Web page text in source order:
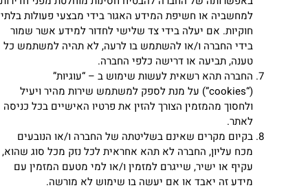
למחשביה או חשיפת המידע האגור בידי מבצעי פעולות בלתי
חוקיות. אם יעלה בידי צד שלישי לחדור למידע אשר שמור
בידי החברה ו/או להשתמש בו לרעה, לא תהיה למשתמש כל
טענה, תביעה או דרישה כלפי החברה.
החברה תהא רשאית לעשות שימוש ב – “עוגיות”
(“cookies”) על מנת לספק למשתמש שירות מהיר ויעיל
ולחסוך מהמזמין הצורך להזין את פרטיו האישיים בכל כניסה
לאתר.
בקיום מקרים שאינם בשליטתה של החברה ו/או הנובעים
מכח עליון, החברה לא תהא אחראית לכל נזק מכל סוג שהוא,
עקיף או ישיר, שייגרם למזמין ו/או למי מטעם המזמין עם
מידע זה יאבד או אם יעשה בו שימוש לא מורשה.